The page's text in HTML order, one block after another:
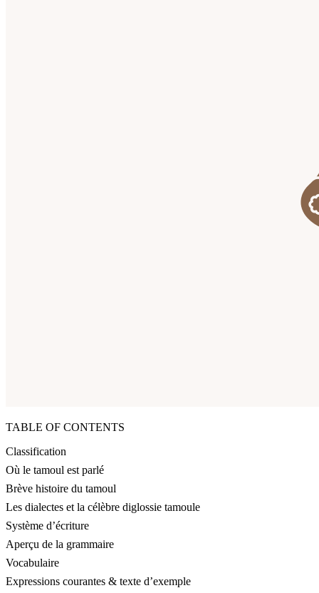
TABLE OF CONTENTS
Classification
Où le tamoul est parlé
Brève histoire du tamoul
Les dialectes et la célèbre diglossie tamoule
Système d’écriture
Aperçu de la grammaire
Vocabulaire
Expressions courantes & texte d’exemple